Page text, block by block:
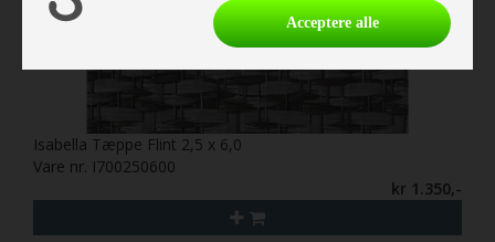
Isabella Tæppe Flint 2,5 x 6,0
Vare nr. I700250600
kr 1.350,-
Acceptere alle